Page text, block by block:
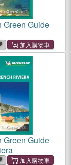
Green Guide
Green Guide